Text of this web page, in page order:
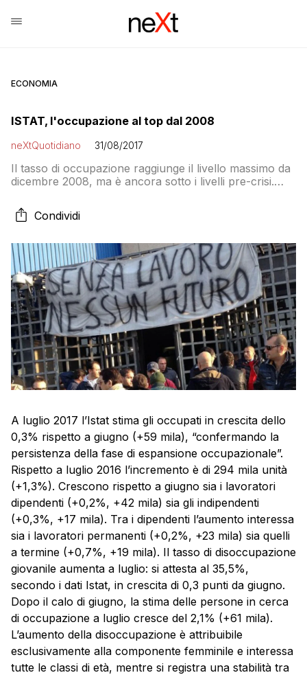
ECONOMIA
ISTAT, l'occupazione al top dal 2008
neXtQuotidiano 31/08/2017
Il tasso di occupazione raggiunge il livello massimo da
dicembre 2008, ma è ancora sotto i livelli pre-crisi.
Condividi
A luglio 2017 l’Istat stima gli occupati in crescita dello
0,3% rispetto a giugno (+59 mila), “confermando la
persistenza della fase di espansione occupazionale”.
Rispetto a luglio 2016 l’incremento è di 294 mila unità
(+1,3%). Crescono rispetto a giugno sia i lavoratori
dipendenti (+0,2%, +42 mila) sia gli indipendenti
(+0,3%, +17 mila). Tra i dipendenti l’aumento interessa
sia i lavoratori permanenti (+0,2%, +23 mila) sia quelli
a termine (+0,7%, +19 mila). Il tasso di disoccupazione
giovanile aumenta a luglio: si attesta al 35,5%,
secondo i dati Istat, in crescita di 0,3 punti da giugno.
Dopo il calo di giugno, la stima delle persone in cerca
di occupazione a luglio cresce del 2,1% (+61 mila).
L’aumento della disoccupazione è attribuibile
esclusivamente alla componente femminile e interessa
tutte le classi di età, mentre si registra una stabilità tra